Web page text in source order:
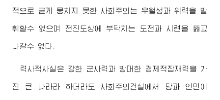
적으로 굳게 뭉치지 못한 사회주의는 우월성과 위력을 발
휘할수 없으며 전진도상에 부닥치는 도전과 시련을 뚫고
나갈수 없다.
력사적사실은 강한 군사력과 방대한 경제적잠재력을 가
진 큰 나라라 하더라도 사회주의건설에서 당과 인민이